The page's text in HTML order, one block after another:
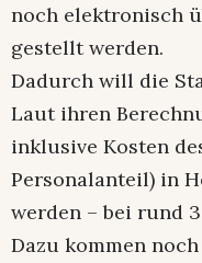
noch elektronisch
gestellt werden.
Dadurch will die
Laut ihren
inklusive Kosten
Personalanteil) in
werden – bei rund
Dazu kommen